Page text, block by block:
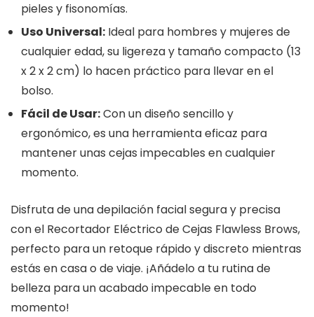
pieles y fisonomías.
Uso Universal: Ideal para hombres y mujeres de
cualquier edad, su ligereza y tamaño compacto (13
x 2 x 2 cm) lo hacen práctico para llevar en el
bolso.
Fácil de Usar:Con un diseño sencillo y
ergonómico, es una herramienta eficaz para
mantener unas cejas impecables en cualquier
momento.
Disfruta de una depilación facial segura y precisa
con el Recortador Eléctrico de Cejas Flawless Brows,
perfecto para un retoque rápido y discreto mientras
estás en casa o de viaje. ¡Añádelo a tu rutina de
belleza para un acabado impecable en todo
momento!